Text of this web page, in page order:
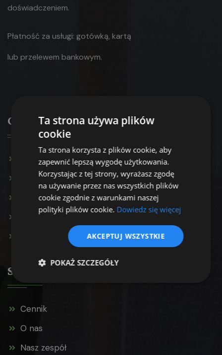
doświadczeniem.
Płatność za usługi: gotówką, kartą
lub przelewem bankowym.
Oferta
Konsultacja psychologiczna
Terapia par
Terapia rodzinna
Terapia uzależnień
Strona główna
Cennik
O nas
Nasz zespół
Ta strona używa plików
cookie
Ta strona korzysta z plików cookie, aby
zapewnić lepszą wygodę użytkowania.
Korzystając z tej strony, wyrażasz zgodę
na używanie przez nas wszystkich plików
cookie zgodnie z warunkami naszej
polityki plików cookie. Dowiedz się więcej
AKCEPTUJ WSZYSTKIE
POKAŻ SZCZEGÓŁY